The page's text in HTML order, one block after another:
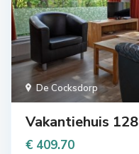
De Cocksdorp
Vakantiehuis 128
€ 409.70